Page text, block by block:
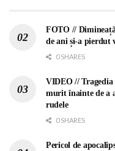
FOTO //
de ani și-a pierdut
0 SHARES
VIDEO //
murit înainte de a
rudele
0 SHARES
Pericol de